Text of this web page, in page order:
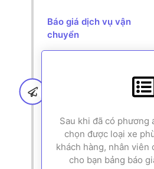
Báo giá dịch vụ vận
chuyển
Sau khi đã có phương
chọn được loại xe
khách hàng, nhân viên
cho bạn bảng báo